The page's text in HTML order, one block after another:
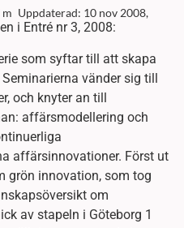
Uppdaterad: 10 nov 2008,
i Entré nr 3, 2008:
som syftar till att skapa
vänder sig till
och knyter an till
affärsmodellering och
affärsinnovationer. Först ut
grön innovation, som tog
om
av stapeln i Göteborg 1